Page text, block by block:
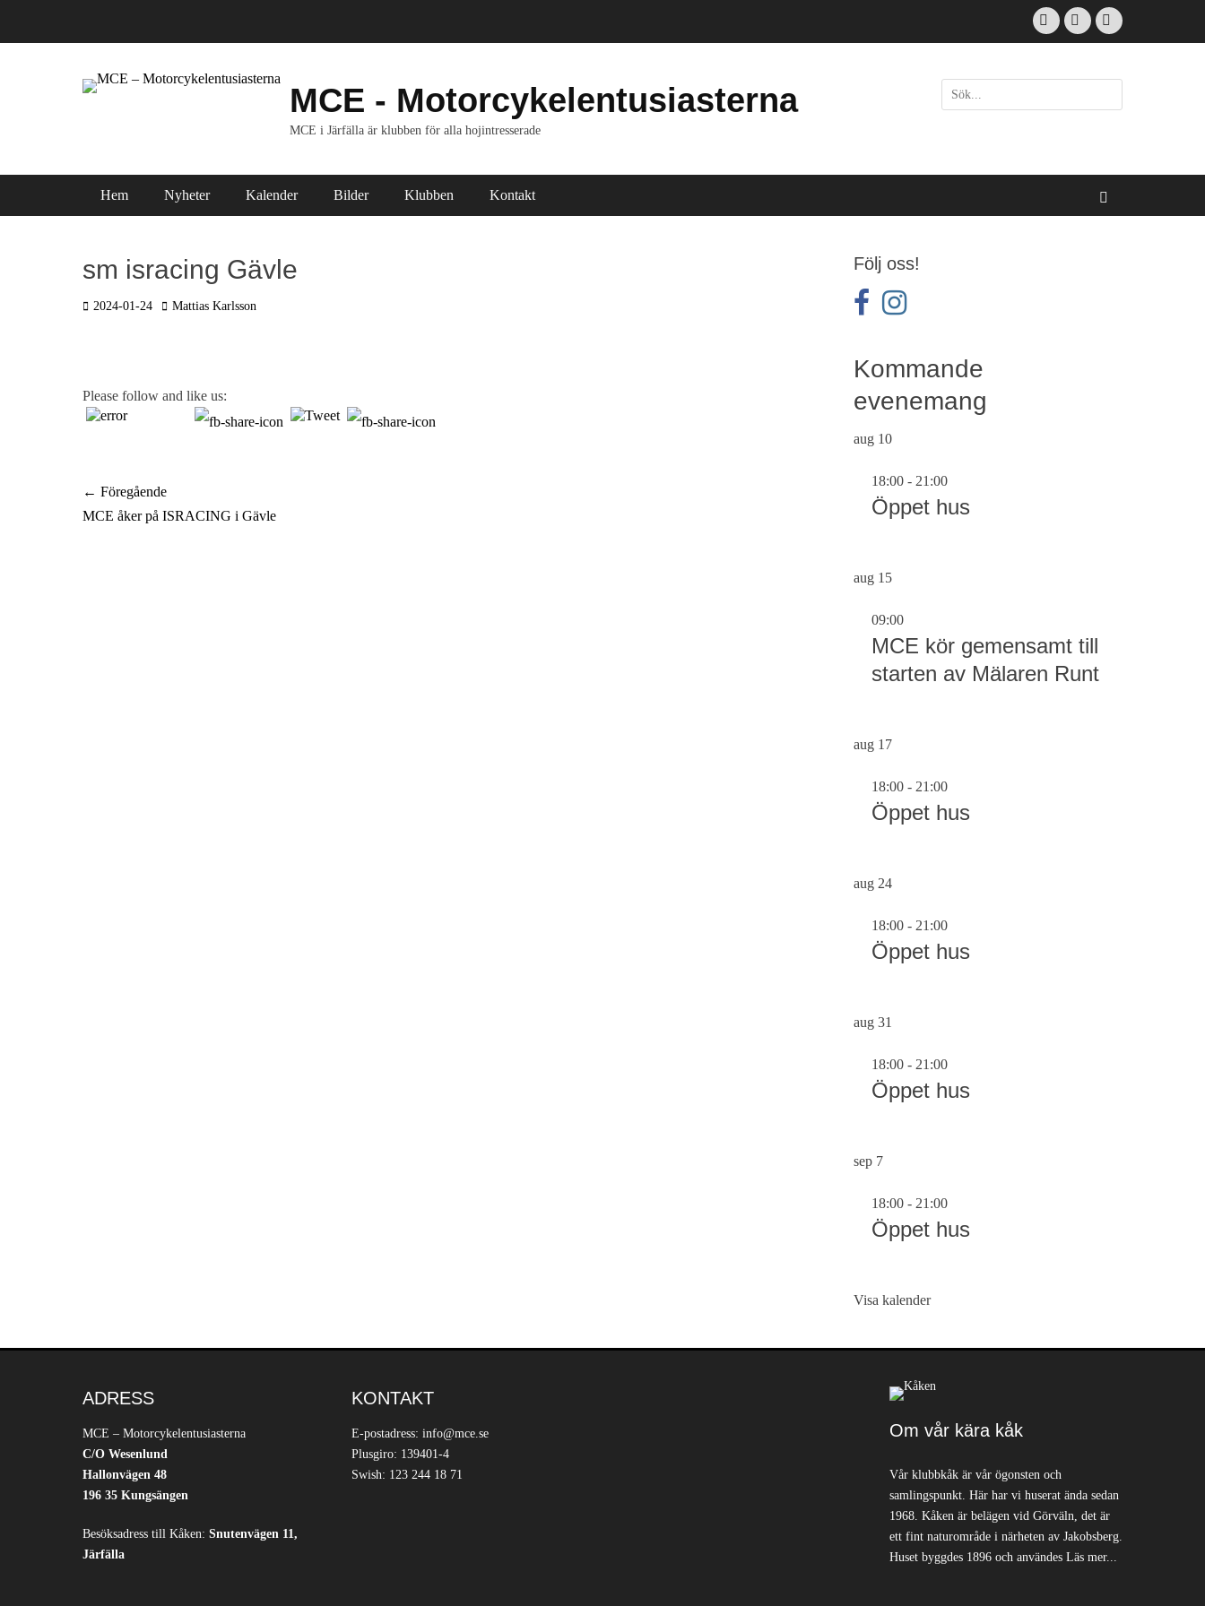
FacebookEmail Instagram
MCE - Motorcykelentusiasterna
MCE i Järfälla är klubben för alla hojintresserade
Sök
efter:
Primär meny
Hem Nyheter Kalender Bilder Klubben Kontakt
sm isracing Gävle
Postades
2024-01-24 Författare
Mattias Karlsson
Please follow and like us:
Inläggsnavigering
← Föregående
Föregående
MCE åker på ISRACING i Gävle
Följ oss!
facebook
instagram
Kommande
evenemang
aug 10
18:00 - 21:00
Öppet hus
aug 15
09:00
MCE kör gemensamt till
starten av Mälaren Runt
aug 17
18:00 - 21:00
Öppet hus
aug 24
18:00 - 21:00
Öppet hus
aug 31
18:00 - 21:00
Öppet hus
sep 7
18:00 - 21:00
Öppet hus
Visa kalender
ADRESS
MCE – Motorcykelentusiasterna
C/O Wesenlund
Hallonvägen 48
196 35 Kungsängen
Besöksadress till Kåken: Snutenvägen 11,
Järfälla
KONTAKT
E-postadress: info@mce.se
Plusgiro: 139401-4
Swish: 123 244 18 71
Om vår kära kåk
Vår klubbkåk är vår ögonsten och
samlingspunkt. Här har vi huserat ända sedan
1968. Kåken är belägen vid Görväln, det är
ett fint naturområde i närheten av Jakobsberg.
Huset byggdes 1896 och användes Läs mer...